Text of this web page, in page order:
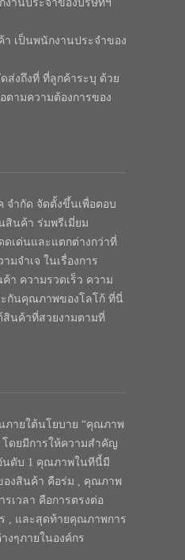
งานประจำของบริษัทฯ
เป็นพนักงานประจำของ
ส่งถึงที่ ที่ลูกค้าระบุ ด้วย
ตามความต้องการของ
จำกัด จัดตั้งขึ้นเพื่อตอบ
สินค้า ร่มพรีเมี่ยม
ดเด่นและแตกต่างกว่าที่
มจำเจ ในเรื่องการ
า ความรวดเร็ว ความ
ะกันคุณภาพของโลโก้ ที่นี่
สินค้าที่สวยงามตามที่
ภายใต้นโยบาย “คุณภาพ
ดยมีการให้ความสำคัญ
ดับ 1 คุณภาพในทีนี้มี
งสินค้า คือร่ม , คุณภาพ
เวลา คือการตรงต่อ
, และสุดท้ายคุณภาพการ
งๆภายในองค์กร